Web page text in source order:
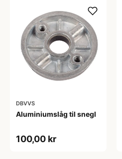
DBVVS
Aluminiumslåg til snegl
100,00 kr